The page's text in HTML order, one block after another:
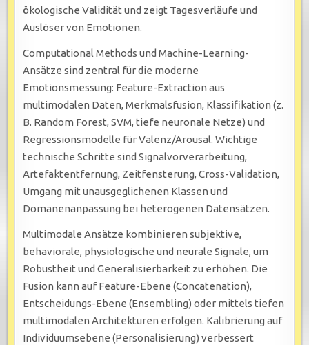
ökologische Validität und zeigt Tagesverläufe und
Auslöser von Emotionen.
Computational Methods und Machine-Learning-
Ansätze sind zentral für die moderne
Emotionsmessung: Feature-Extraction aus
multimodalen Daten, Merkmalsfusion, Klassifikation (z.
B. Random Forest, SVM, tiefe neuronale Netze) und
Regressionsmodelle für Valenz/Arousal. Wichtige
technische Schritte sind Signalvorverarbeitung,
Artefaktentfernung, Zeitfensterung, Cross-Validation,
Umgang mit unausgeglichenen Klassen und
Domänenanpassung bei heterogenen Datensätzen.
Multimodale Ansätze kombinieren subjektive,
behaviorale, physiologische und neurale Signale, um
Robustheit und Generalisierbarkeit zu erhöhen. Die
Fusion kann auf Feature-Ebene (Concatenation),
Entscheidungs-Ebene (Ensembling) oder mittels tiefen
multimodalen Architekturen erfolgen. Kalibrierung auf
Individuumsebene (Personalisierung) verbessert